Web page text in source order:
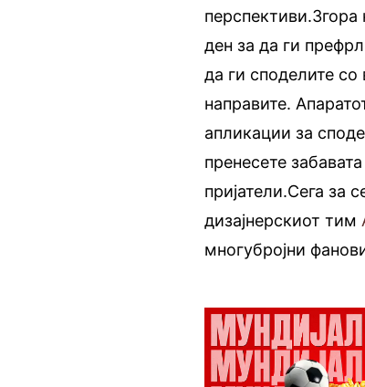
перспективи.Згора
ден за да ги
да ги споделите
направите.
апликации за
пренесете
пријатели.Сега за
дизајнерскиот тим
многубројни